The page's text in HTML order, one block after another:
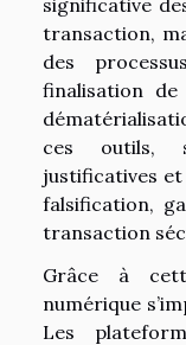
transaction,
des
finalisation
ces outils,
justificatives
falsification,
transaction
Grâce à
numérique
Les